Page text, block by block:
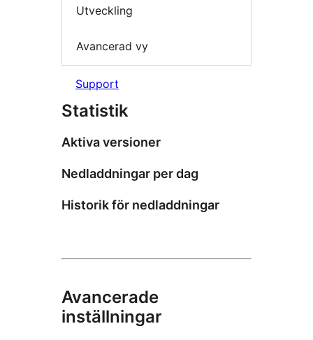
Utveckling
Avancerad vy
Support
Statistik
Aktiva versioner
Nedladdningar per dag
Historik för nedladdningar
Avancerade
inställningar